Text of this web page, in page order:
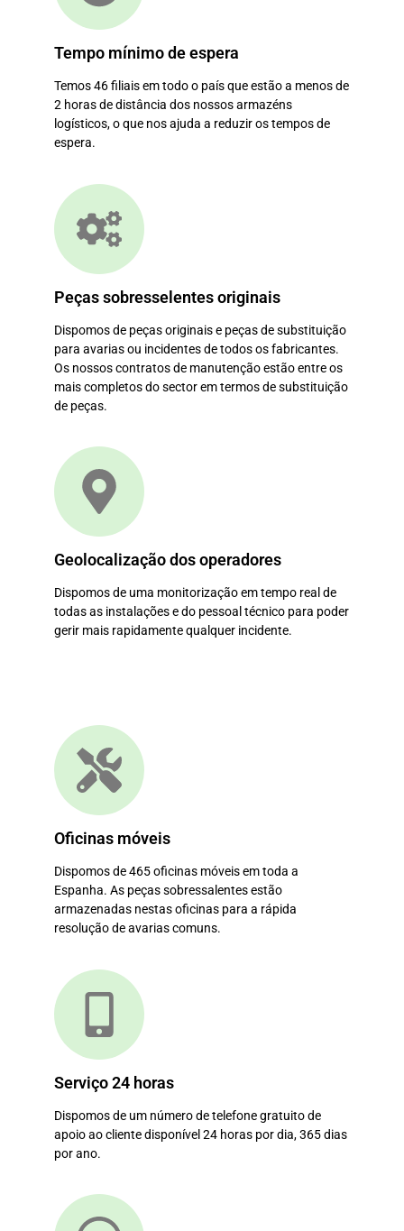
Tempo mínimo de espera
Temos 46 filiais em todo o país que estão a menos de
2 horas de distância dos nossos armazéns
logísticos, o que nos ajuda a reduzir os tempos de
espera.
Peças sobresselentes originais
Dispomos de peças originais e peças de substituição
para avarias ou incidentes de todos os fabricantes.
Os nossos contratos de manutenção estão entre os
mais completos do sector em termos de substituição
de peças.
Geolocalização dos operadores
Dispomos de uma monitorização em tempo real de
todas as instalações e do pessoal técnico para poder
gerir mais rapidamente qualquer incidente.
Oficinas móveis
Dispomos de 465 oficinas móveis em toda a
Espanha. As peças sobressalentes estão
armazenadas nestas oficinas para a rápida
resolução de avarias comuns.
Serviço 24 horas
Dispomos de um número de telefone gratuito de
apoio ao cliente disponível 24 horas por dia, 365 dias
por ano.